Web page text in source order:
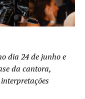
dia 24 de junho e
da cantora,